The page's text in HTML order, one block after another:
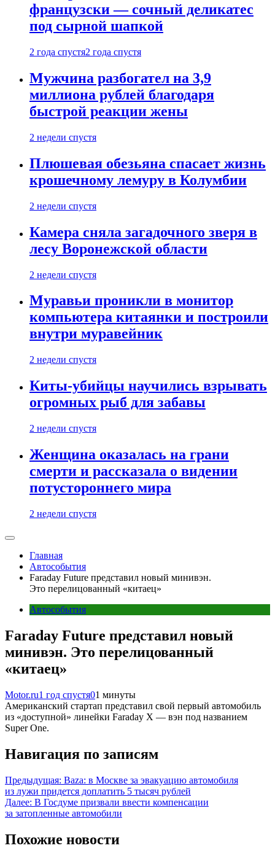
французски — сочный деликатес
под сырной шапкой
2 года спустя2 года спустя
Мужчина разбогател на 3,9
миллиона рублей благодаря
быстрой реакции жены
2 недели спустя
Плюшевая обезьяна спасает жизнь
крошечному лемуру в Колумбии
2 недели спустя
Камера сняла загадочного зверя в
лесу Воронежской области
2 недели спустя
Муравьи проникли в монитор
компьютера китаянки и построили
внутри муравейник
2 недели спустя
Киты-убийцы научились взрывать
огромных рыб для забавы
2 недели спустя
Женщина оказалась на грани
смерти и рассказала о видении
потустороннего мира
2 недели спустя
Главная
Автособытия
Faraday Future представил новый минивэн.
Это перелицованный «китаец»
Автособытия
Faraday Future представил новый
минивэн. Это перелицованный
«китаец»
Motor.ru1 год спустя01 минуты
Американский стартап представил свой первый автомобиль
из «доступной» линейки Faraday X — вэн под названием
Super One.
Навигация по записям
Предыдущая: Baza: в Москве за эвакуацию автомобиля
из лужи придется доплатить 5 тысяч рублей
Далее: В Госдуме призвали ввести компенсации
за затопленные автомобили
Похожие новости